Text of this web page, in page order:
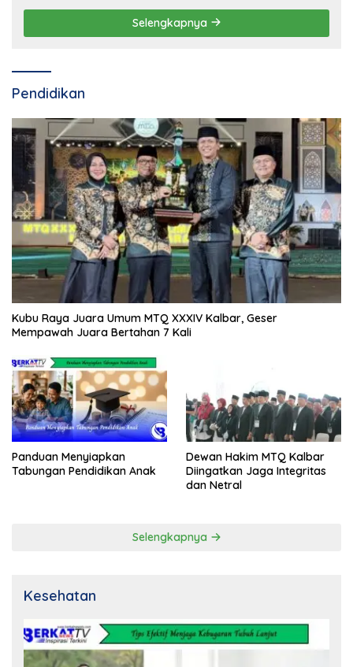
Selengkapnya
Pendidikan
Kubu Raya Juara Umum MTQ XXXIV Kalbar, Geser
Mempawah Juara Bertahan 7 Kali
Panduan Menyiapkan
Tabungan Pendidikan Anak
Dewan Hakim MTQ Kalbar
Diingatkan Jaga Integritas
dan Netral
Selengkapnya
Kesehatan